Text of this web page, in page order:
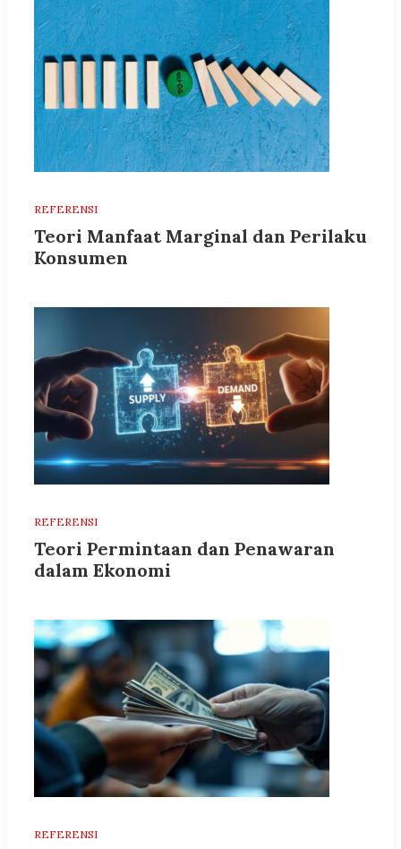
REFERENSI
Teori Manfaat Marginal dan Perilaku
Konsumen
REFERENSI
Teori Permintaan dan Penawaran
dalam Ekonomi
REFERENSI